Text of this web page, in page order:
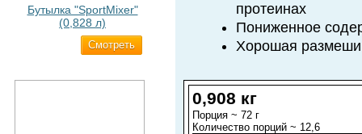
Бутылка "SportMixer"
(0,828 л)
Cмотреть
протеинах
Пониженное
Хорошая
0,908 кг
Порция ~ 72 г
Количество порций ~ 12,6